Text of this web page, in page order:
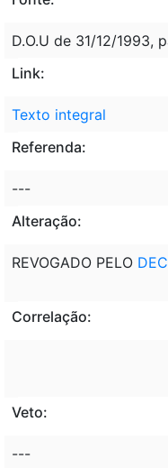
D.O.U de 31/12/1993,
Link:
Texto integral
Referenda:
---
Alteração:
REVOGADO PELO
Correlação:
Veto:
---